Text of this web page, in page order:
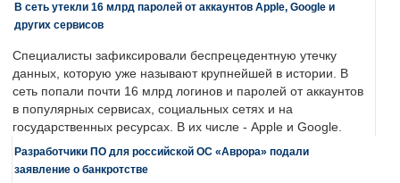
В сеть утекли 16 млрд паролей от аккаунтов Apple, Google и
других сервисов
Специалисты зафиксировали беспрецедентную утечку
данных, которую уже называют крупнейшей в истории. В
сеть попали почти 16 млрд логинов и паролей от аккаунтов
в популярных сервисах, социальных сетях и на
государственных ресурсах. В их числе - Apple и Google.
Разработчики ПО для российской ОС «Аврора» подали
заявление о банкротстве